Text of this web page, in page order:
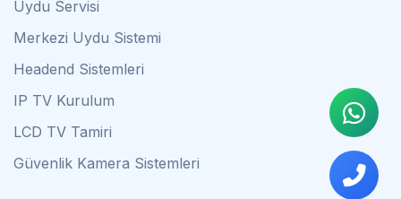
Uydu Servisi
Merkezi Uydu Sistemi
Headend Sistemleri
IP TV Kurulum
LCD TV Tamiri
Güvenlik Kamera Sistemleri